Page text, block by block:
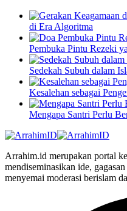
di Era Algoritma
Pembuka Pintu Rezeki
Sedekah Subuh dalam
Kesalehan sebagai
Mengapa Santri Perlu
Arrahim.id merupakan portal
mendiseminasikan ide,
menyemai moderasi berislam